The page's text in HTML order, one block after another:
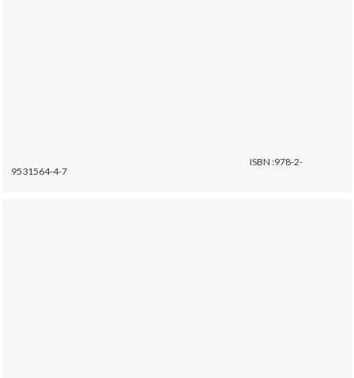
ISBN :978-2-
9531564-4-7